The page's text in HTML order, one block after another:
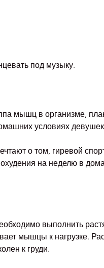
под музыку.
мышц в организме,
условиях девушек
о том, гиревой
на неделю в
выполнить
мышцы к нагрузке.
к груди.